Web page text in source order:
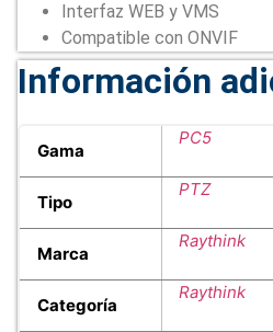
Interfaz WEB y VMS
Compatible con ONVIF
Información
Gama
PC5
Tipo
PTZ
Marca
Raythink
Categoría
Raythink